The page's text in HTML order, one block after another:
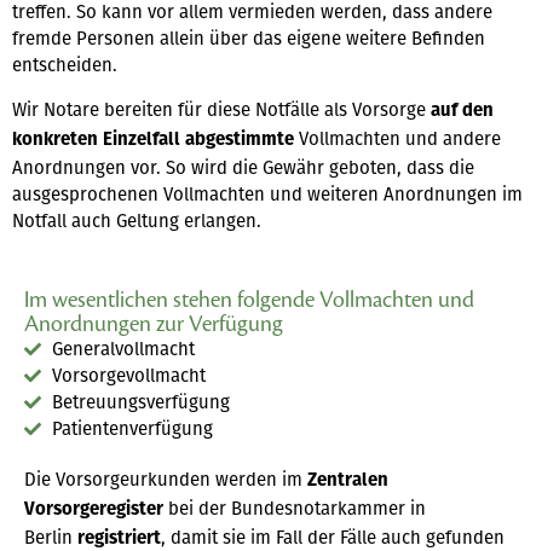
treffen. So kann vor allem vermieden werden, dass andere
fremde Personen allein über das eigene weitere Befinden
entscheiden.
Wir Notare bereiten für diese Notfälle als Vorsorge auf den
konkreten Einzelfall abgestimmte Vollmachten und andere
Anordnungen vor. So wird die Gewähr geboten, dass die
ausgesprochenen Vollmachten und weiteren Anordnungen im
Notfall auch Geltung erlangen.
Im wesentlichen stehen folgende Vollmachten und
Anordnungen zur Verfügung
Generalvollmacht
Vorsorgevollmacht
Betreuungsverfügung
Patientenverfügung
Die Vorsorgeurkunden werden im Zentralen
Vorsorgeregister bei der Bundesnotarkammer in
Berlin registriert, damit sie im Fall der Fälle auch gefunden